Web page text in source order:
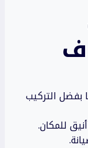
بفضل التركيب
للمكان.